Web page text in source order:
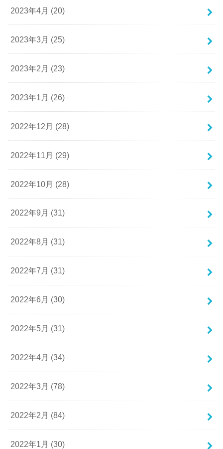
2023年4月 (20)
2023年3月 (25)
2023年2月 (23)
2023年1月 (26)
2022年12月 (28)
2022年11月 (29)
2022年10月 (28)
2022年9月 (31)
2022年8月 (31)
2022年7月 (31)
2022年6月 (30)
2022年5月 (31)
2022年4月 (34)
2022年3月 (78)
2022年2月 (84)
2022年1月 (30)